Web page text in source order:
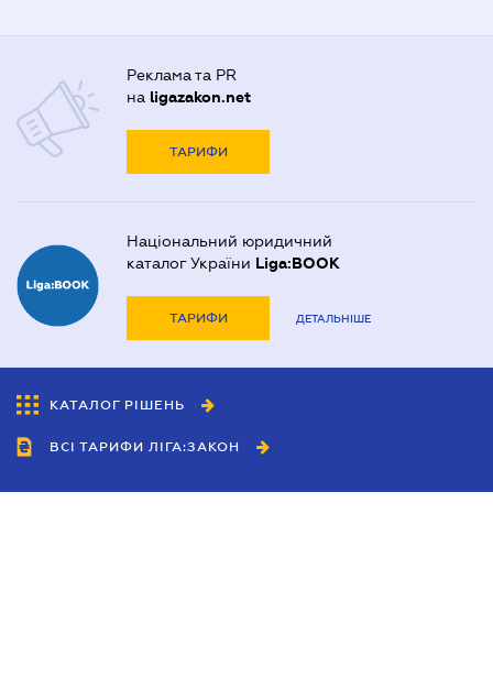
Реклама та PR
на ligazakon.net
ТАРИФИ
Національний юридичний
каталог України Liga:BOOK
ТАРИФИ ДЕТАЛЬНІШЕ
КАТАЛОГ РІШЕНЬ
ВСІ ТАРИФИ ЛІГА:ЗАКОН